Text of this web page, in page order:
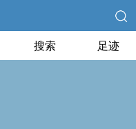
搜索 足迹